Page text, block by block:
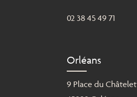
02 38 45 49 71
Orléans
9 Place du Châtelet